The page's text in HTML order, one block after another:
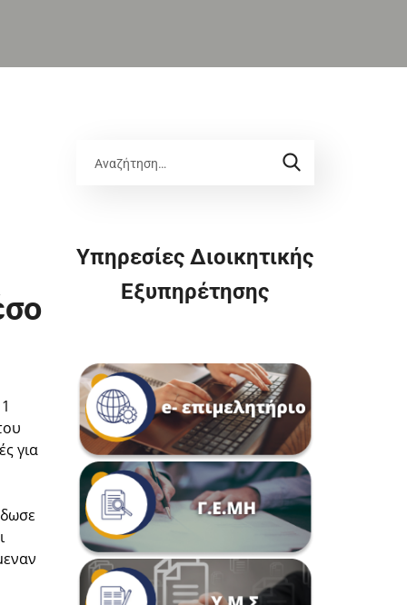
για
Υπηρεσίες Διοικητικής
Εξυπηρέτησης